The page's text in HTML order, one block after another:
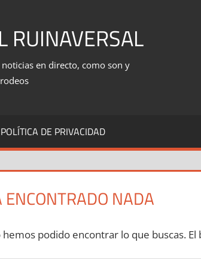
RUINAVERSAL
noticias en directo, como son y
POLÍTICA DE PRIVACIDAD
ENCONTRADO NADA
hemos podido encontrar lo que buscas.